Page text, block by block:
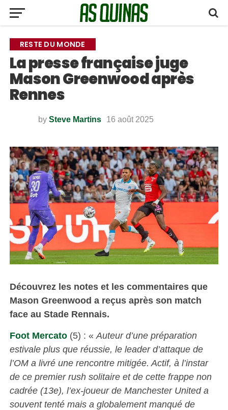
RESTE DU MONDE
La presse française juge
Mason Greenwood après
Rennes
by Steve Martins 16 août 2025
Découvrez les notes et les commentaires que
Mason Greenwood a reçus après son match
face au Stade Rennais.
Foot Mercato(5) : « Auteur d’une préparation
estivale plus que réussie, le leader d’attaque de
l’OM a livré une rencontre mitigée. Actif, à l’instar
de ce premier rush solitaire et de cette frappe non
cadrée (13e), l’ex-joueur de Manchester United a
souvent tenté mais a globalement manqué de